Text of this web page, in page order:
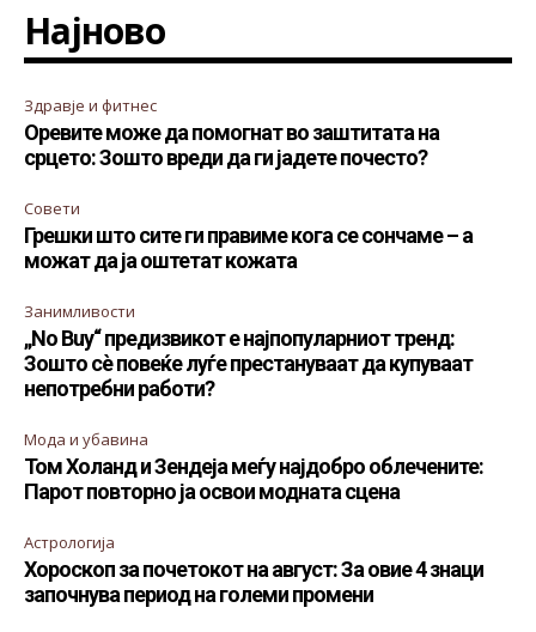
Најново
Здравје и фитнес
Оревите може да помогнат во заштитата на
срцето: Зошто вреди да ги јадете почесто?
Совети
Грешки што сите ги правиме кога се сончаме – а
можат да ја оштетат кожата
Занимливости
„No Buy“ предизвикот е најпопуларниот тренд:
Зошто сè повеќе луѓе престануваат да купуваат
непотребни работи?
Мода и убавина
Том Холанд и Зендеја меѓу најдобро облечените:
Парот повторно ја освои модната сцена
Астрологија
Хороскоп за почетокот на август: За овие 4 знаци
започнува период на големи промени